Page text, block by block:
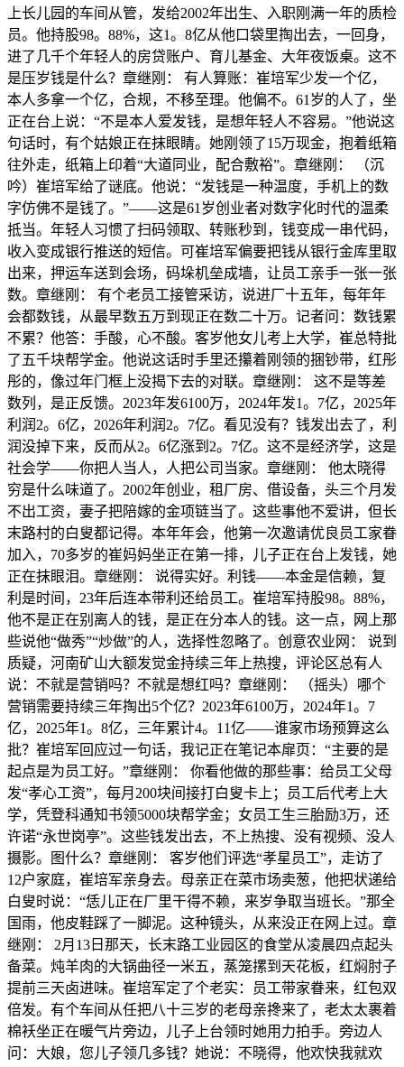
上长儿园的车间从管，发给2002年出生、入职刚满一年的质检
员。他持股98。88%，这1。8亿从他口袋里掏出去，一回身，
进了几千个年轻人的房贷账户、育儿基金、大年夜饭桌。这不
是压岁钱是什么？章继刚： 有人算账：崔培军少发一个亿，
本人多拿一个亿，合规，不移至理。他偏不。61岁的人了，坐
正在台上说：“不是本人爱发钱，是想年轻人不容易。”他说这
句话时，有个姑娘正在抹眼睛。她刚领了15万现金，抱着纸箱
往外走，纸箱上印着“大道同业，配合敷裕”。章继刚： （沉
吟）崔培军给了谜底。他说：“发钱是一种温度，手机上的数
字仿佛不是钱了。”——这是61岁创业者对数字化时代的温柔
抵当。年轻人习惯了扫码领取、转账秒到，钱变成一串代码，
收入变成银行推送的短信。可崔培军偏要把钱从银行金库里取
出来，押运车送到会场，码垛机垒成墙，让员工亲手一张一张
数。章继刚： 有个老员工接管采访，说进厂十五年，每年年
会都数钱，从最早数五万到现正在数二十万。记者问：数钱累
不累？他答：手酸，心不酸。客岁他女儿考上大学，崔总特批
了五千块帮学金。他说这话时手里还攥着刚领的捆钞带，红彤
彤的，像过年门框上没揭下去的对联。章继刚： 这不是等差
数列，是正反馈。2023年发6100万，2024年发1。7亿，2025年
利润2。6亿，2026年利润2。7亿。看见没有？钱发出去了，利
润没掉下来，反而从2。6亿涨到2。7亿。这不是经济学，这是
社会学——你把人当人，人把公司当家。章继刚： 他太晓得
穷是什么味道了。2002年创业，租厂房、借设备，头三个月发
不出工资，妻子把陪嫁的金项链当了。这些事他不爱讲，但长
末路村的白叟都记得。本年年会，他第一次邀请优良员工家眷
加入，70多岁的崔妈妈坐正在第一排，儿子正在台上发钱，她
正在抹眼泪。章继刚： 说得实好。利钱——本金是信赖，复
利是时间，23年后连本带利还给员工。崔培军持股98。88%，
他不是正在别离人的钱，是正在分本人的钱。这一点，网上那
些说他“做秀”“炒做”的人，选择性忽略了。创意农业网： 说到
质疑，河南矿山大额发觉金持续三年上热搜，评论区总有人
说：不就是营销吗？不就是想红吗？章继刚： （摇头）哪个
营销需要持续三年掏出5个亿？2023年6100万，2024年1。7
亿，2025年1。8亿，三年累计4。11亿——谁家市场预算这么
批？崔培军回应过一句话，我记正在笔记本扉页：“主要的是
起点是为员工好。”章继刚： 你看他做的那些事：给员工父母
发“孝心工资”，每月200块间接打白叟卡上；员工后代考上大
学，凭登科通知书领5000块帮学金；女员工生三胎励3万，还
许诺“永世岗亭”。这些钱发出去，不上热搜、没有视频、没人
摄影。图什么？章继刚： 客岁他们评选“孝星员工”，走访了
12户家庭，崔培军亲身去。母亲正在菜市场卖葱，他把状递给
白叟时说：“恁儿正在厂里干得不赖，来岁争取当班长。”那全
国雨，他皮鞋踩了一脚泥。这种镜头，从来没正在网上过。章
继刚： 2月13日那天，长末路工业园区的食堂从凌晨四点起头
备菜。炖羊肉的大锅曲径一米五，蒸笼摞到天花板，红焖肘子
提前三天卤进味。崔培军定了个老实：员工带家眷来，红包双
倍发。有个车间从任把八十三岁的老母亲搀来了，老太太裹着
棉袄坐正在暖气片旁边，儿子上台领时她用力拍手。旁边人
问：大娘，您儿子领几多钱？她说：不晓得，他欢快我就欢